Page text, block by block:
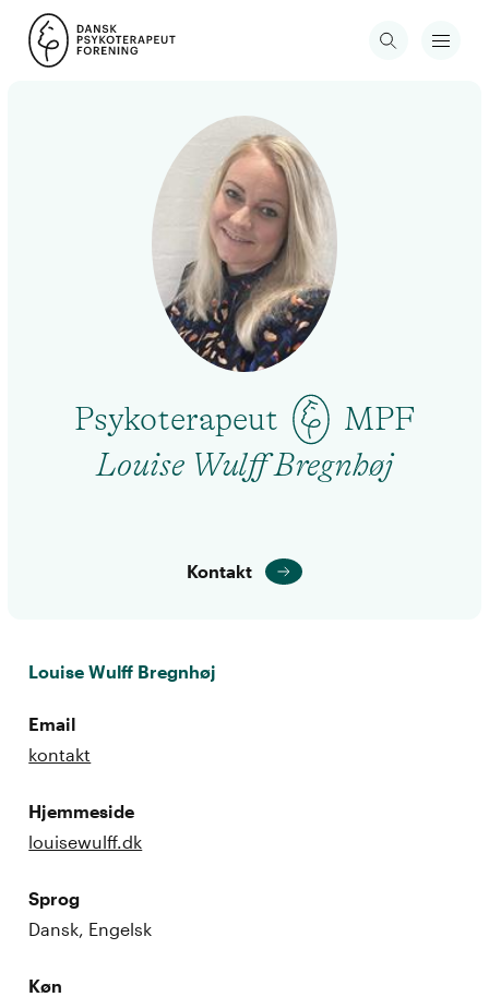
Psykoterapeut
MPF
Louise Wulff Bregnhøj
Kontakt
Louise Wulff Bregnhøj
Email
kontakt
Hjemmeside
louisewulff.dk
Sprog
Dansk, Engelsk
Køn